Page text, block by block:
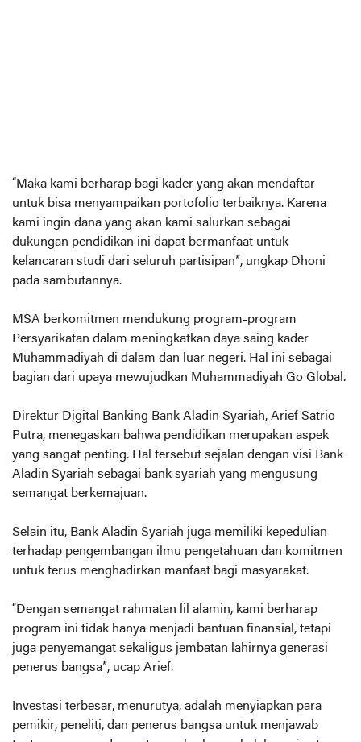
“Maka kami berharap bagi kader yang akan mendaftar
untuk bisa menyampaikan portofolio terbaiknya. Karena
kami ingin dana yang akan kami salurkan sebagai
dukungan pendidikan ini dapat bermanfaat untuk
kelancaran studi dari seluruh partisipan”, ungkap Dhoni
pada sambutannya.
MSA berkomitmen mendukung program-program
Persyarikatan dalam meningkatkan daya saing kader
Muhammadiyah di dalam dan luar negeri. Hal ini sebagai
bagian dari upaya mewujudkan Muhammadiyah Go Global.
Direktur Digital Banking Bank Aladin Syariah, Arief Satrio
Putra, menegaskan bahwa pendidikan merupakan aspek
yang sangat penting. Hal tersebut sejalan dengan visi Bank
Aladin Syariah sebagai bank syariah yang mengusung
semangat berkemajuan.
Selain itu, Bank Aladin Syariah juga memiliki kepedulian
terhadap pengembangan ilmu pengetahuan dan komitmen
untuk terus menghadirkan manfaat bagi masyarakat.
“Dengan semangat rahmatan lil alamin, kami berharap
program ini tidak hanya menjadi bantuan finansial, tetapi
juga penyemangat sekaligus jembatan lahirnya generasi
penerus bangsa”, ucap Arief.
Investasi terbesar, menurutya, adalah menyiapkan para
pemikir, peneliti, dan penerus bangsa untuk menjawab